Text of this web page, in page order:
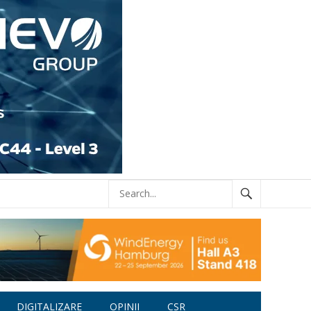
DIGITALIZARE OPINII CSR